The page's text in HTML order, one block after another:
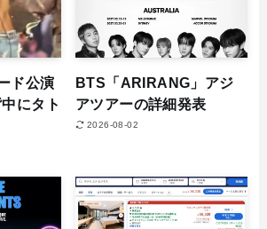
ド公演
にタト
BTS「ARIRANG」アジ
アツアーの詳細発表
2026-08-02